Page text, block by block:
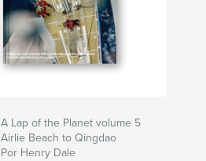
A Lap of the Planet volume 5
Airlie Beach to Qingdao
Por Henry Dale